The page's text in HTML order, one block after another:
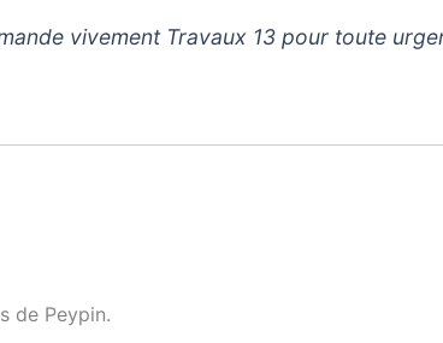
vivement Travaux 13 pour toute
de Peypin.